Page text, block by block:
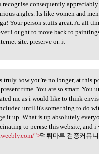
recognise consequently
angles. Its like women and
Your person stuffs great. At all
i ought to move back to
site, preserve on it
is
truly how you're no longer, at this
time. You are so smart. You
me as i would like to think
until it's some thing to do
it up! What is up absolutely
to peruse this website, and i
">먹튀마루 검증커뮤